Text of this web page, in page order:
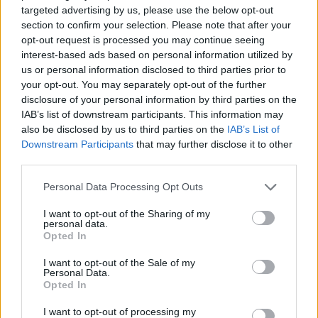
targeted advertising by us, please use the below opt-out
section to confirm your selection. Please note that after your
opt-out request is processed you may continue seeing
interest-based ads based on personal information utilized by
us or personal information disclosed to third parties prior to
your opt-out. You may separately opt-out of the further
disclosure of your personal information by third parties on the
IAB’s list of downstream participants. This information may
also be disclosed by us to third parties on the IAB’s List of
Downstream Participants that may further disclose it to other
Please note that this website/app uses one or more Google
not limited to your visit or usage behaviour. You may click to
grant or deny consent to Google and its third-party tags to
use your data for below specified purposes in below Google
consent section.
Personal Data Processing Opt Outs
I want to opt-out of the Sharing of my
personal data.
Opted In
I want to opt-out of the Sale of my
Personal Data.
Opted In
I want to opt-out of processing my
o
k
p
p
NOTIZIE RECENTI
Aggius conquista la classifica delle mete più
amate dell’estate 2026
Nuovi posti auto in via La Marmora, parcheggio
provvisorio a La Maddalena
Allarme truffe a Berchidda, falsi incaricati
bussano alle porte
al Molo Brin è un successo
Strada Sassari-Olbia, incidente all’alba: ferito il